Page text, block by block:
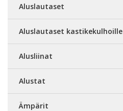
Aluslautaset
Aluslautaset kastikekulhoille
Alusliinat
Alustat
Ämpärit